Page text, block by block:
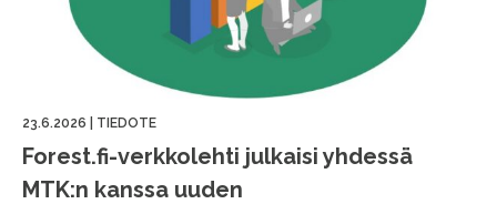
23.6.2026 TIEDOTE
Forest.fi-verkkolehti julkaisi yhdessä
MTK:n kanssa uuden